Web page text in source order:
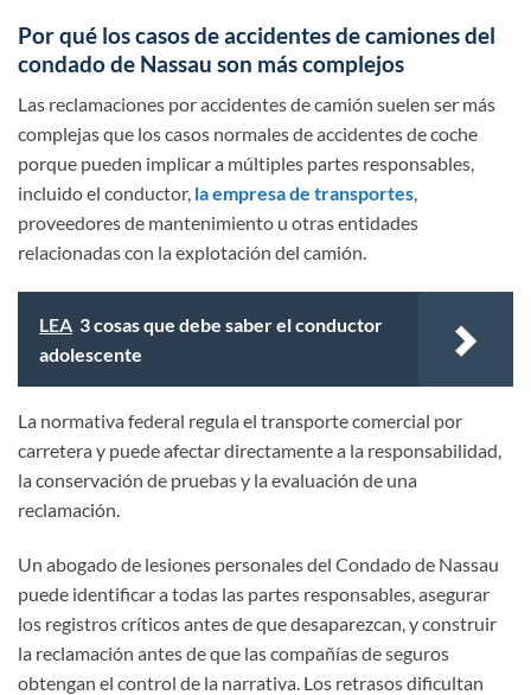
Por qué los casos de accidentes de camiones del
condado de Nassau son más complejos
Las reclamaciones por accidentes de camión suelen ser más
complejas que los casos normales de accidentes de coche
porque pueden implicar a múltiples partes responsables,
incluido el conductor, la empresa de transportes,
proveedores de mantenimiento u otras entidades
relacionadas con la explotación del camión.
LEA 3 cosas que debe saber el conductor
adolescente
La normativa federal regula el transporte comercial por
carretera y puede afectar directamente a la responsabilidad,
la conservación de pruebas y la evaluación de una
reclamación.
Un abogado de lesiones personales del Condado de Nassau
puede identificar a todas las partes responsables, asegurar
los registros críticos antes de que desaparezcan, y construir
la reclamación antes de que las compañías de seguros
obtengan el control de la narrativa. Los retrasos dificultan